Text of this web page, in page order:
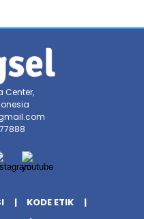
Center,
KODE ETIK